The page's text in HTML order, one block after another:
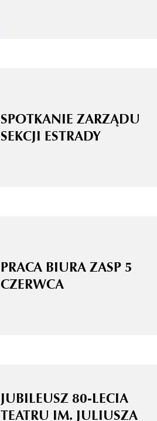
SPOTKANIE ZARZĄDU
SEKCJI ESTRADY
PRACA BIURA ZASP 5
CZERWCA
JUBILEUSZ 80-LECIA
TEATRU IM. JULIUSZA